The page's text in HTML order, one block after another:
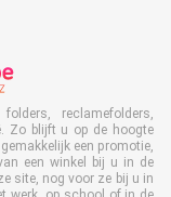
reclamefolders,
Zo blijft u op de hoogte
een promotie,
een winkel bij u in de
site, nog voor ze bij u in